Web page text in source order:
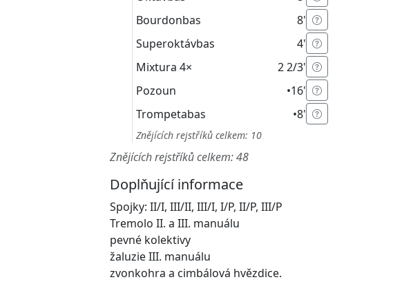
Bourdonbas
8'
Superoktávbas
4'
Mixtura 4×
2 2/3'
Pozoun
•16'
Trompetabas
•8'
Znějících rejstříků celkem: 10
Znějících rejstříků celkem: 48
Doplňující informace
Spojky: II/I, III/II, III/I, I/P, II/P, III/P
Tremolo II. a III. manuálu
pevné kolektivy
žaluzie III. manuálu
zvonkohra a cimbálová hvězdice.